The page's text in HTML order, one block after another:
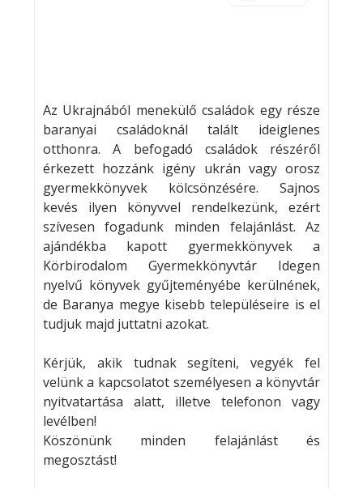
Az Ukrajnából menekülő családok egy része
baranyai családoknál talált ideiglenes
otthonra. A befogadó családok részéről
érkezett hozzánk igény ukrán vagy orosz
gyermekkönyvek kölcsönzésére. Sajnos
kevés ilyen könyvvel rendelkezünk, ezért
szívesen fogadunk minden felajánlást. Az
ajándékba kapott gyermekkönyvek a
Körbirodalom Gyermekkönyvtár Idegen
nyelvű könyvek gyűjteményébe kerülnének,
de Baranya megye kisebb településeire is el
tudjuk majd juttatni azokat.
Kérjük, akik tudnak segíteni, vegyék fel
velünk a kapcsolatot személyesen a könyvtár
nyitvatartása alatt, illetve telefonon vagy
levélben!
Köszönünk minden felajánlást és
megosztást!